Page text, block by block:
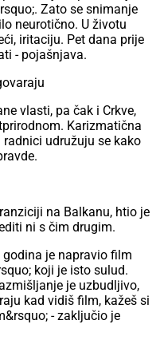
Zato se snimanje
neurotično. U životu
iritaciju. Pet dana prije
- pojašnjava.
vlasti, pa čak i Crkve,
Karizmatična
udružuju se kako
na Balkanu, htio je
ni s čim drugim.
godina je napravio film
koji je isto sulud.
je uzbudljivo,
kad vidiš film, kažeš si
- zaključio je